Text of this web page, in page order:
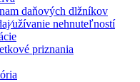
daňových dlžníkov
nehnuteľností
priznania